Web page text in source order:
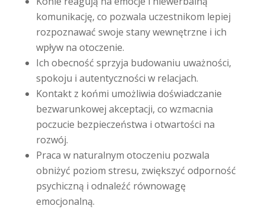
komunikację, co pozwala uczestnikom lepiej
rozpoznawać swoje stany wewnętrzne i ich
wpływ na otoczenie.
Ich obecność sprzyja budowaniu uważności,
spokoju i autentyczności w relacjach.
Kontakt z końmi umożliwia doświadczanie
bezwarunkowej akceptacji, co wzmacnia
poczucie bezpieczeństwa i otwartości na
rozwój.
Praca w naturalnym otoczeniu pozwala
obniżyć poziom stresu, zwiększyć odporność
psychiczną i odnaleźć równowagę
emocjonalną.